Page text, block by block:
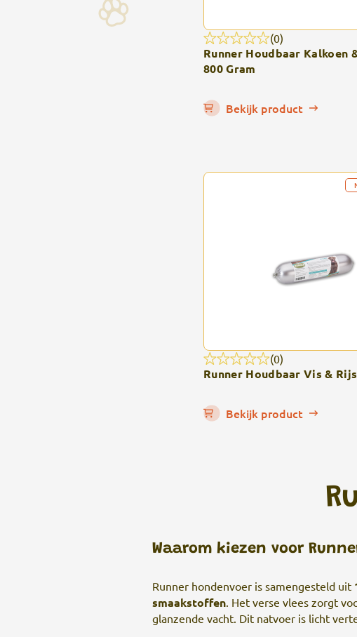
(0)
Runner Houdbaar Kalkoen
800 Gram
Bekijk product
(0)
Runner Houdbaar Vis &
Bekijk product
Waarom kiezen voor
Runner hondenvoer is samengesteld uit
smaakstoffen. Het verse vlees zorgt
glanzende vacht. Dit natvoer is licht